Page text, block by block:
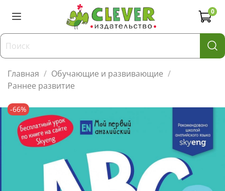
0
Главная
Обучающие и развивающие
Раннее развитие
-66%